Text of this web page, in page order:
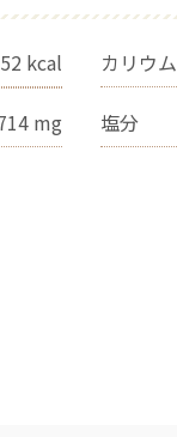
kcal カリウム
mg 塩分